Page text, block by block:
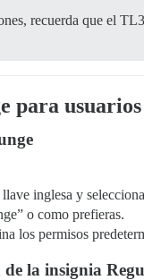
recuerda que el
para
inglesa y
o como prefieras.
los permisos
la insignia